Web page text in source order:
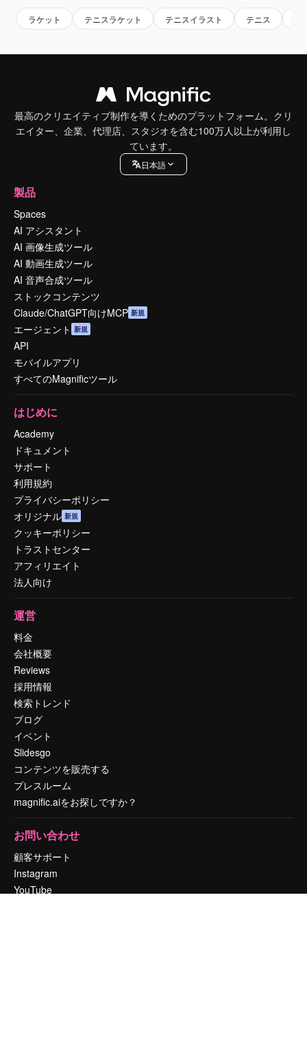
ラケット テニスラケット テニスイラスト テニス
最高のクリエイティブ制作を導くためのプラットフォーム。クリ
エイター、企業、代理店、スタジオを含む100万人以上が利用し
ています。
日本語
製品
Spaces
AI アシスタント
AI 画像生成ツール
AI 動画生成ツール
AI 音声合成ツール
ストックコンテンツ
Claude/ChatGPT向けMCP 新規
エージェント 新規
API
モバイルアプリ
すべてのMagnificツール
はじめに
Academy
ドキュメント
サポート
利用規約
プライバシーポリシー
オリジナル 新規
クッキーポリシー
トラストセンター
アフィリエイト
法人向け
運営
料金
会社概要
Reviews
採用情報
検索トレンド
ブログ
イベント
Slidesgo
コンテンツを販売する
プレスルーム
magnific.aiをお探しですか？
お問い合わせ
顧客サポート
Instagram
YouTube